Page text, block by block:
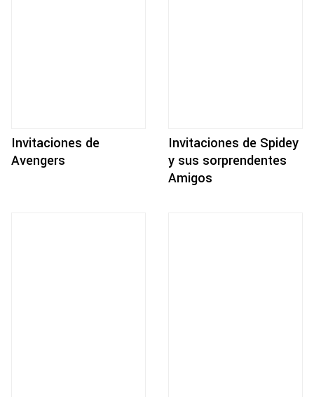
Invitaciones de
Avengers
Invitaciones de Spidey
y sus sorprendentes
Amigos